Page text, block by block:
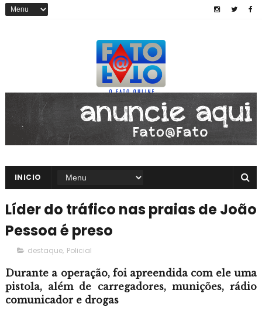
INICIO
Líder do tráfico nas praias de João
Pessoa é preso
destaque, Policial
Durante a operação, foi apreendida com ele uma
pistola, além de carregadores, munições, rádio
comunicador e drogas